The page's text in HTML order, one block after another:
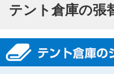
テント倉庫の張